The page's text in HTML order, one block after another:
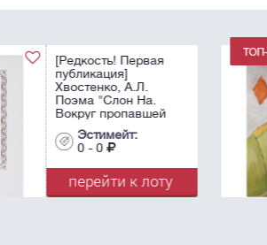
Немухин, В.Н.
1986. Бумага, масло,
белила. - 83х56 см.
перейти к лоту